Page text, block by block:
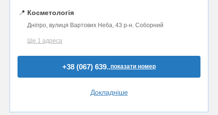
📍 Косметологія
Дніпро, вулиця Вартових Неба, 43 р-н. Соборний
Ще 1 адреса
+38 (067) 639..показати номер
Докладніше